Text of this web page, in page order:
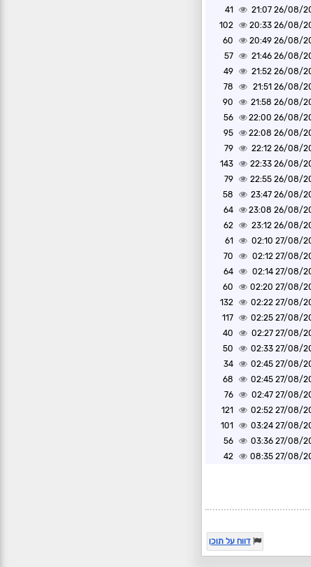
26/08/2020
41
26/08/2020
102
26/08/2020
60
26/08/2020
57
26/08/2020
49
26/08/2020
78
26/08/2020
90
26/08/2020
56
26/08/2020
95
26/08/2020
79
26/08/2020
143
26/08/2020
79
26/08/2020
58
26/08/2020
64
26/08/2020
62
27/08/2020
61
27/08/2020
70
27/08/2020
64
27/08/2020
60
27/08/2020
132
27/08/2020
117
27/08/2020
40
27/08/2020
50
27/08/2020
34
27/08/2020
68
27/08/2020
76
27/08/2020
121
27/08/2020
101
27/08/2020
56
27/08/2020
42
דווח על תוכן